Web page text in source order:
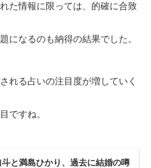
た情報に限っては、的確に合致
になるのも納得の結果でした。
れる占いの注目度が増していく
ですね。
と満島ひかり、過去に結婚の噂